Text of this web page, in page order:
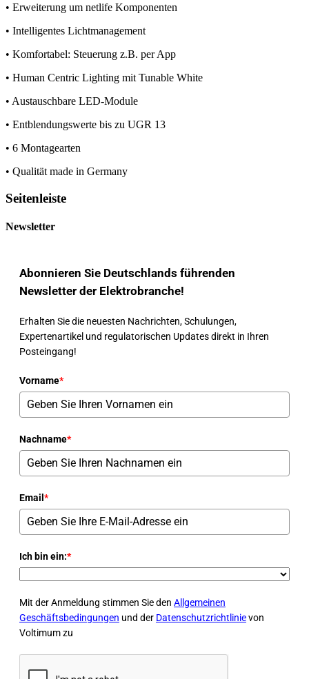
• Erweiterung um netlife Komponenten
• Intelligentes Lichtmanagement
• Komfortabel: Steuerung z.B. per App
• Human Centric Lighting mit Tunable White
• Austauschbare LED-Module
• Entblendungswerte bis zu UGR 13
• 6 Montagearten
• Qualität made in Germany
Seitenleiste
Newsletter
Abonnieren Sie Deutschlands führenden
Newsletter der Elektrobranche!
Erhalten Sie die neuesten Nachrichten, Schulungen,
Expertenartikel und regulatorischen Updates direkt in Ihren
Posteingang!
Vorname*
Nachname*
Email *
Ich bin ein:*
Mit der Anmeldung stimmen Sie den Allgemeinen
Geschäftsbedingungen und der Datenschutzrichtlinievon
Voltimum zu